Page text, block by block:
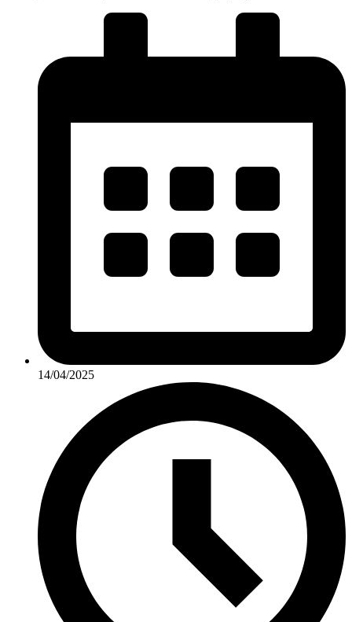
14/04/2025